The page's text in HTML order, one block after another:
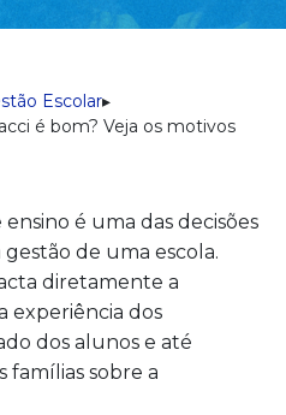
Escolar▸
é bom? Veja os motivos
é uma das decisões
de uma escola.
diretamente a
experiência dos
dos alunos e até
famílias sobre a